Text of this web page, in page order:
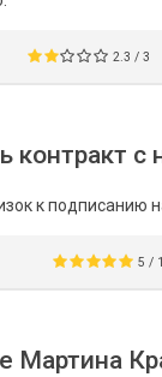
2.3 / 3
контракт
к подписанию
5 / 1
Мартина